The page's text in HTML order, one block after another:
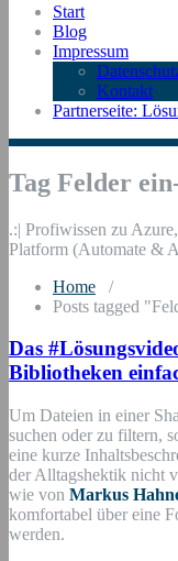
Start
Blog
Impressum
Kontakt
Partnerseite:
Tag Felder
.:| Profiwissen zu
Platform (Automate &
Home /
Posts tagged
Das
Bibliotheken
Um Dateien in einer
suchen oder zu filtern,
eine kurze
der Alltagshektik nicht
wie von Markus
komfortabel über eine
werden.